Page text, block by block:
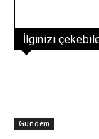
İlginizi
Gündem